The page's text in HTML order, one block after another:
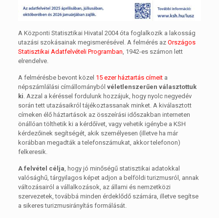
A Központi Statisztikai Hivatal 2004 óta foglalkozik a lakosság
utazási szokásainak megismerésével. A felmérés az Országos
Statisztikai Adatfelvételi Programban, 1942-es számon lett
elrendelve.
A felmérésbe bevont közel 15 ezer háztartás címeita
népszámlálási címállományból véletlenszerűen választottuk
ki. Azzal a kéréssel fordulunk hozzájuk, hogy nyolc negyedév
során tett utazásaikról tájékoztassanak minket. A kiválasztott
címeken élő háztartások az összeírási időszakban interneten
önállóan tölthetik ki a kérdőívet, vagy vehetik igénybe a KSH
kérdezőinek segítségét, akik személyesen (illetve ha már
korábban megadták a telefonszámukat, akkor telefonon)
felkeresik.
A felvétel célja, hogy jó minőségű statisztikai adatokkal
valósághű, tárgyilagos képet adjon a belföldi turizmusról, annak
változásairól a vállalkozások, az állami és nemzetközi
szervezetek, továbbá minden érdeklődő számára, illetve segítse
a sikeres turizmusirányítás formálását.